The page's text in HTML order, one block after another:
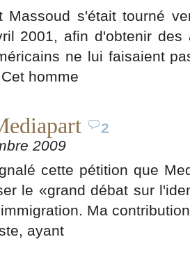
Massoud s'était tourné
2001, afin d'obtenir
ne lui faisaient
homme
2
2009
cette pétition que
le «grand débat sur
Ma
ayant